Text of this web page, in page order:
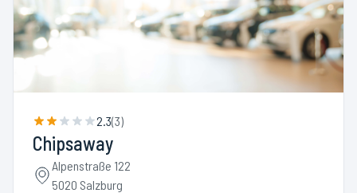
2.3(3)
Chipsaway
Alpenstraße 122
5020 Salzburg